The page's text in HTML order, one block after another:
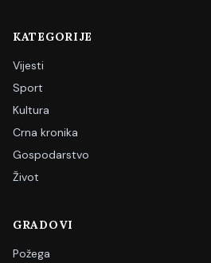
KATEGORIJE
Vijesti
Sport
Kultura
Crna kronika
Gospodarstvo
Život
GRADOVI
Požega